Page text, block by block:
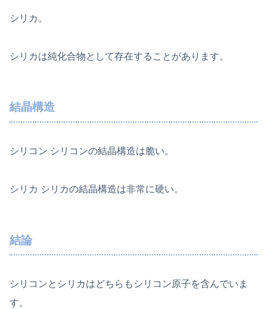
シリカ。
シリカは純化合物として存在することがあります。
結晶構造
シリコン シリコンの結晶構造は脆い。
シリカ シリカの結晶構造は非常に硬い。
結論
シリコンとシリカはどちらもシリコン原子を含んでいま
す。